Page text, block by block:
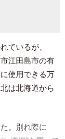
ているが、
江田島市の有
使用できる万
は北海道から
。別れ際に